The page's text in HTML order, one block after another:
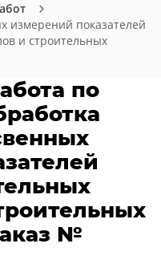
измерений показателей
и строительных
по
№